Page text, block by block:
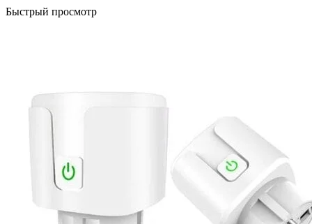
Быстрый просмотр